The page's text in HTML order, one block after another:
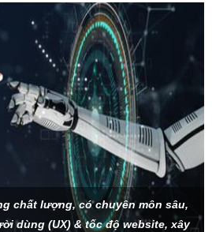
chất lượng, có chuyên môn sâu,
dùng (UX) & tốc độ website, xây